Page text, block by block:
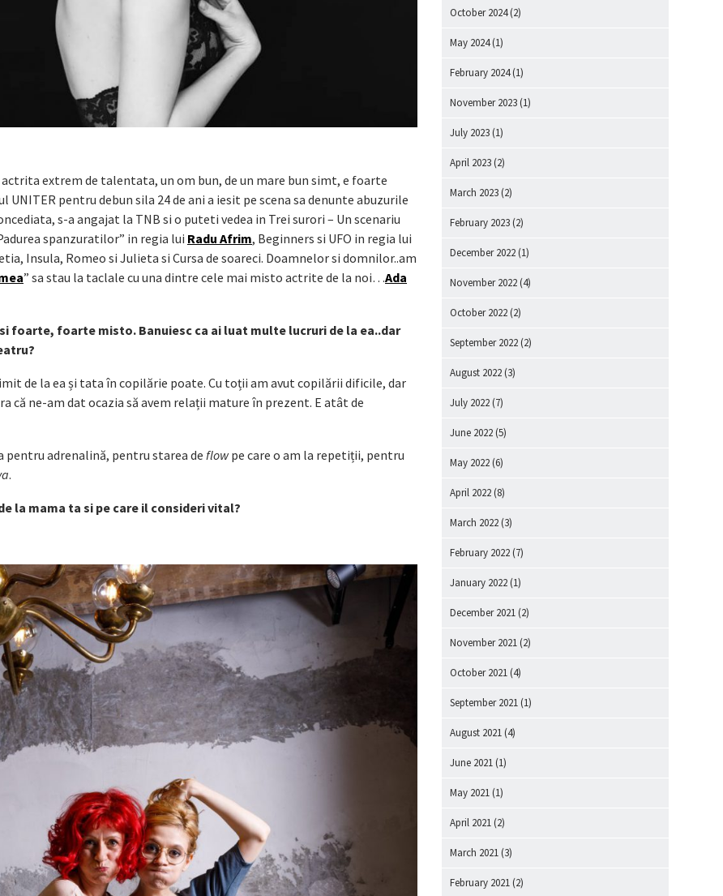
extrem de talentata, un om bun, de un mare bun simt, e foarte
pentru debun sila 24 de ani a iesit pe scena sa denunte abuzurile
s-a angajat la TNB si o puteti vedea in Trei surori – Un scenariu
spanzuratilor” in regia lui Radu Afrim, Beginners si UFO in regia lui
Insula, Romeo si Julieta si Cursa de soareci. Doamnelor si domnilor..am
” sa stau la taclale cu una dintre cele mai misto actrite de la noi…Ada
foarte, foarte misto. Banuiesc ca ai luat multe lucruri de la ea..dar
de la ea și tata în copilărie poate. Cu toții am avut copilării dificile, dar
că ne-am dat ocazia să avem relații mature în prezent. E atât de
pentru adrenalină, pentru starea de flowpe care o am la repetiții, pentru
.
la mama ta si pe care il consideri vital?
October 2024(2)
May 2024(1)
February 2024(1)
November 2023 (1)
July 2023 (1)
April 2023 (2)
March 2023 (2)
February 2023 (2)
December 2022 (1)
November 2022 (4)
October 2022 (2)
September 2022 (2)
August 2022 (3)
July 2022 (7)
June 2022 (5)
May 2022 (6)
April 2022 (8)
March 2022 (3)
February 2022 (7)
January 2022 (1)
December 2021 (2)
November 2021 (2)
October 2021 (4)
September 2021 (1)
August 2021 (4)
June 2021 (1)
May 2021 (1)
April 2021 (2)
March 2021 (3)
February 2021 (2)